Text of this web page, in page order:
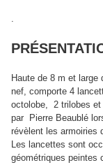
.
Haute de 8 m et large
nef, comporte 4
octolobe, 2 trilobes et
par Pierre Beaublé
révèlent les armoiries
Les lancettes sont
géométriques peintes